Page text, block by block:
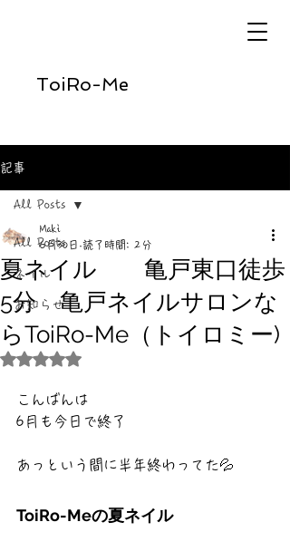
ToiRo-Me
記事
All Posts
ネイル
お知らせ
All Posts
夏ネイル 亀戸東口徒歩
5分 亀戸ネイルサロンな
らToiRo-Me（トイロミー)
Maki
6月30日 読了時間: 2分
5つ星のうちNaNと評価されています。
こんばんは
6月も今日で終了
あっという間に半年終わってた💦
ToiRo-Meの夏ネイル